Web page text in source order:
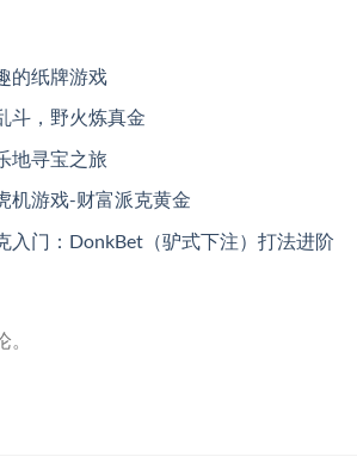
的纸牌游戏
斗，野火炼真金
地寻宝之旅
机游戏-财富派克黄金
入门：DonkBet（驴式下注）打法进阶